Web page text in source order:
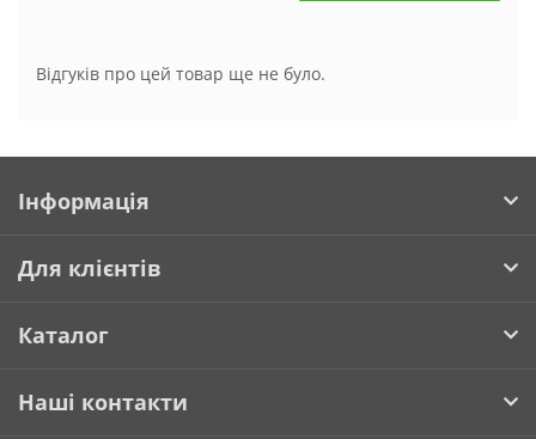
Відгуків про цей товар ще не було.
Інформація
Для клієнтів
Каталог
Наші контакти